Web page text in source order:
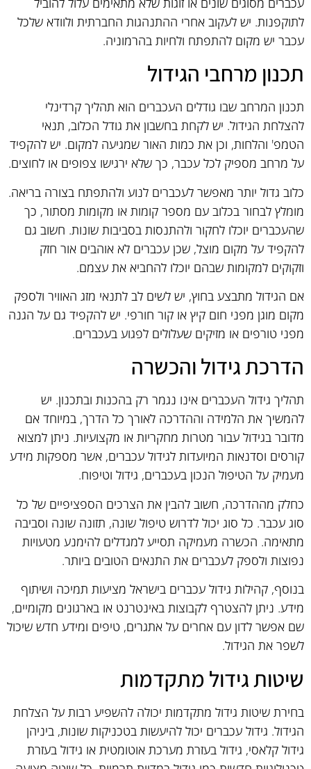
לתוקפנות. יש לעקוב אחרי ההתנהגות החברתית ולוודא שלכל
עכבר יש מקום להתפתח ולחיות בהרמוניה.
תכנון מרחבי הגידול
תכנון המרחב שבו גודלים העכברים הוא תהליך קרדינלי
להצלחת הגידול. יש לקחת בחשבון את גודל הכלוב, תנאי
הטמפ' והלחות, וכן את כמות האור שמגיעה למקום. יש להקפיד
על מרחב מספיק לכל עכבר, כך שלא ירגישו צפופים או לחוצים.
כלוב גדול יותר מאפשר לעכברים לנוע ולהתפתח בצורה בריאה.
מומלץ לבחור בכלוב עם מספר קומות או מקומות מסתור, כך
שהעכברים יוכלו לחקור ולהתנסות בסביבות שונות. חשוב גם
להקפיד על מקום מוצל, שכן עכברים לא אוהבים אור חזק
וזקוקים למקומות שבהם יוכלו להחביא את עצמם.
אם הגידול מתבצע בחוץ, יש לשים לב לתנאי מזג האוויר ולספק
מקום מוגן מפני חום קיץ או קור חורפי. יש להקפיד גם על הגנה
מפני טורפים או מזיקים שעלולים לפגוע בעכברים.
הדרכת גידול והכשרה
תהליך גידול העכברים אינו נגמר רק בהכנות ובתכנון. יש
להמשיך את הלמידה וההדרכה לאורך כל הדרך, במיוחד אם
מדובר בגידול עבור מטרות מחקריות או מקצועיות. ניתן למצוא
קורסים וסדנאות המיועדות לגידול עכברים, אשר מספקות מידע
מעמיק על הטיפול הנכון בעכברים, גידול וטיפוח.
כחלק מההדרכה, חשוב להבין את הצרכים הספציפיים של כל
סוג עכבר. כל סוג יכול לדרוש טיפול שונה, תזונה שונה וסביבה
מתאימה. הכשרה מעמיקה תסייע למגדלים להימנע מטעויות
נפוצות ולספק לעכברים את התנאים הטובים ביותר.
בנוסף, קהילות גידול עכברים בישראל מציעות תמיכה ושיתוף
מידע. ניתן להצטרף לקבוצות באינטרנט או בארגונים מקומיים,
שם אפשר לדון עם אחרים על אתגרים, טיפים ומידע חדש שיכול
לשפר את הגידול.
שיטות גידול מתקדמות
בחירת שיטות גידול מתקדמות יכולה להשפיע רבות על הצלחת
הגידול. גידול עכברים יכול להיעשות בטכניקות שונות, ביניהן
גידול קלאסי, גידול בעזרת מערכת אוטומטית או גידול בעזרת